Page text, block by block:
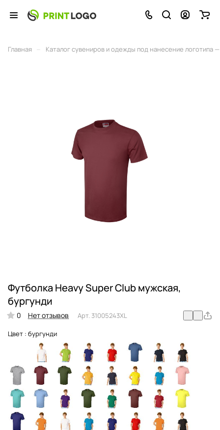
Главная Каталог сувениров и одежды под нанесение логотипа
Футболка Heavy Super Club мужская,
бургунди
0 Нет отзывов Арт. 31005243XL
Цвет : бургунди